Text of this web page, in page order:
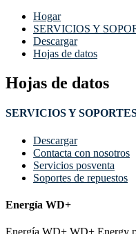
Hogar
SERVICIOS Y
Descargar
Hojas de datos
Hojas de datos
SERVICIOS Y
Descargar
Contacta con nosotros
Servicios posventa
Soportes de repuestos
Energía WD+
Energía WD+ WD+ Energy